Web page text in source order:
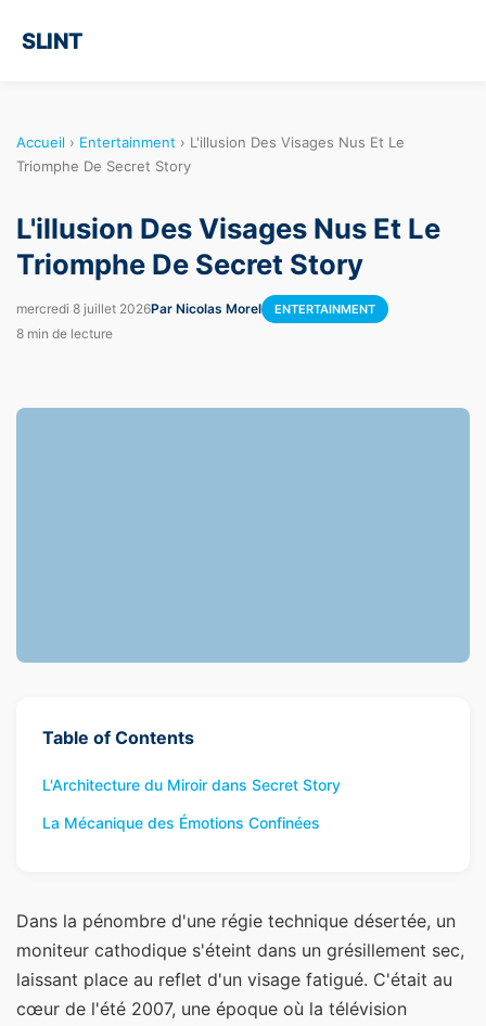
SLINT
Accueil › Entertainment › L'illusion Des Visages Nus Et Le
Triomphe De Secret Story
L'illusion Des Visages Nus Et Le
Triomphe De Secret Story
mercredi 8 juillet 2026Par Nicolas Morel ENTERTAINMENT
8 min de lecture
Table of Contents
L'Architecture du Miroir dans Secret Story
La Mécanique des Émotions Confinées
Dans la pénombre d'une régie technique désertée, un
moniteur cathodique s'éteint dans un grésillement sec,
laissant place au reflet d'un visage fatigué. C'était au
cœur de l'été 2007, une époque où la télévision